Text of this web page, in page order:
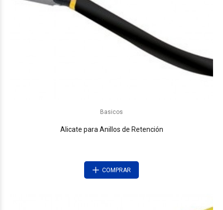
Basicos
Alicate para Anillos de Retención
COMPRAR